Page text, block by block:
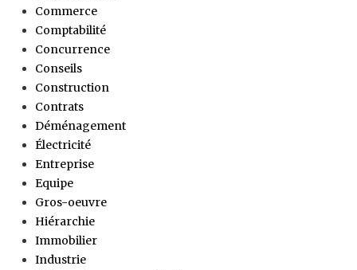
Commerce
Comptabilité
Concurrence
Conseils
Construction
Contrats
Déménagement
Électricité
Entreprise
Equipe
Gros-oeuvre
Hiérarchie
Immobilier
Industrie